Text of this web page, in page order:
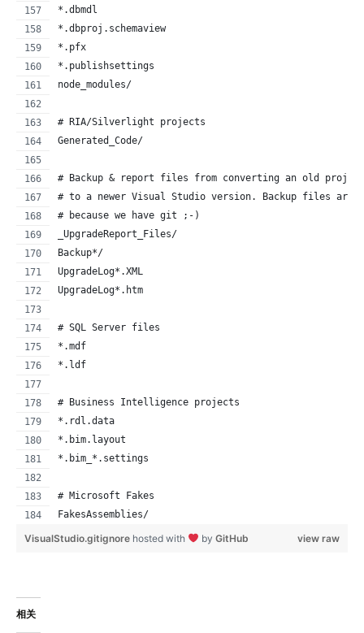
*.dbmdl
*.dbproj.schemaview
*.pfx
*.publishsettings
node_modules/
# RIA/Silverlight projects
Generated_Code/
# Backup & report files from converting an old
# to a newer Visual Studio version. Backup files are
# because we have git ;-)
_UpgradeReport_Files/
Backup*/
UpgradeLog*.XML
UpgradeLog*.htm
# SQL Server files
*.mdf
*.ldf
# Business Intelligence projects
*.rdl.data
*.bim.layout
*.bim_*.settings
# Microsoft Fakes
FakesAssemblies/
view raw
VisualStudio.gitignore hosted with by GitHub
相关